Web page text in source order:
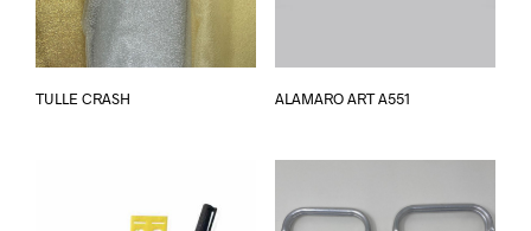
TULLE CRASH ALAMARO ART A551
Le